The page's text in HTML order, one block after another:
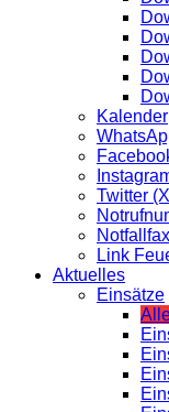
Kalender
Twitter
Notfallfax
Link
Aktuelles
Einsätze